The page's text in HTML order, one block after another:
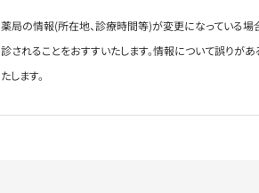
薬局の情報(所在地、診療時間等)が変更になっている場
診されることをおすすいたします。情報について誤りが
たします。